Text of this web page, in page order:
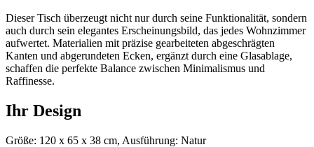
Dieser Tisch überzeugt nicht nur durch seine Funktionalität, sondern
auch durch sein elegantes Erscheinungsbild, das jedes Wohnzimmer
aufwertet. Materialien mit präzise gearbeiteten abgeschrägten
Kanten und abgerundeten Ecken, ergänzt durch eine Glasablage,
schaffen die perfekte Balance zwischen Minimalismus und
Raffinesse.
Ihr Design
Größe: 120 x 65 x 38 cm, Ausführung: Natur